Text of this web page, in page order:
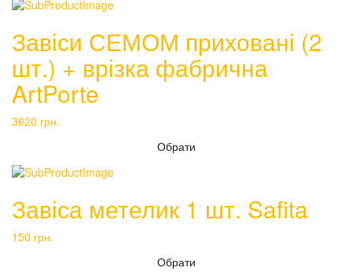
Завіси СЕМОМ приховані (2
шт.) + врізка фабрична
ArtPorte
3620 грн.
Обрати
Завіса метелик 1 шт. Safita
150 грн.
Обрати